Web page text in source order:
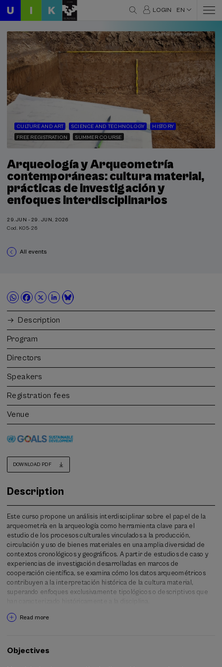
LOGIN EN
CULTURE AND ART SCIENCE AND TECHNOLOGY
HISTORY
FREE REGISTRATION
SUMMER COURSE
Arqueología y Arqueometría
contemporáneas: cultura material,
prácticas de investigación y
enfoques interdisciplinarios
29.JUN - 29. JUN, 2026
Cod. K05-26
All events
Description
Program
Directors
Speakers
Registration fees
Venue
DOWNLOAD PDF
Description
Este curso propone un análisis interdisciplinar sobre el papel de la
arqueometría en la arqueología como herramienta clave para el
estudio de los procesos culturales vinculados a la producción,
circulación y uso de bienes materiales en una amplia diversidad de
contextos cronológicos y geográficos. A partir de estudios de caso y
experiencias de investigación desarrolladas en marcos de
cooperación científica, se examina cómo los datos arqueométricos
contribuyen a la interpretación histórica de la cultura material,
superando enfoques exclusivamente tipológicos o descriptivos que
El programa presta especial atención al recorrido completo de los
con los principios de la ciencia abierta. Esta aproximación se apoya
en experiencias de investigación desarrolladas en proyectos
Read more
Objectives